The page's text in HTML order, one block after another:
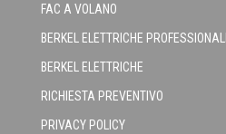
FAC A VOLANO
BERKEL ELETTRICHE PROFESSIONALI
BERKEL ELETTRICHE
RICHIESTA PREVENTIVO
PRIVACY POLICY